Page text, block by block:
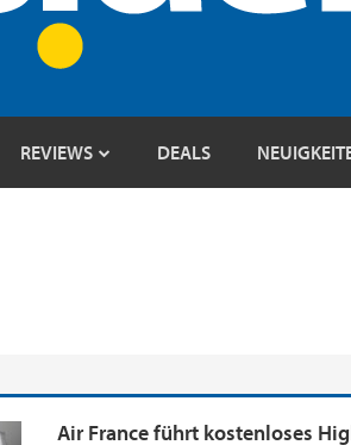
REVIEWS DEALS
Air France führt kostenloses